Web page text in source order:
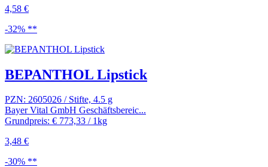
4,58 €
-32% **
BEPANTHOL Lipstick
PZN: 2605026 / Stifte, 4.5 g
Bayer Vital GmbH Geschäftsbereic...
Grundpreis: € 773,33 / 1kg
3,48 €
-30% **